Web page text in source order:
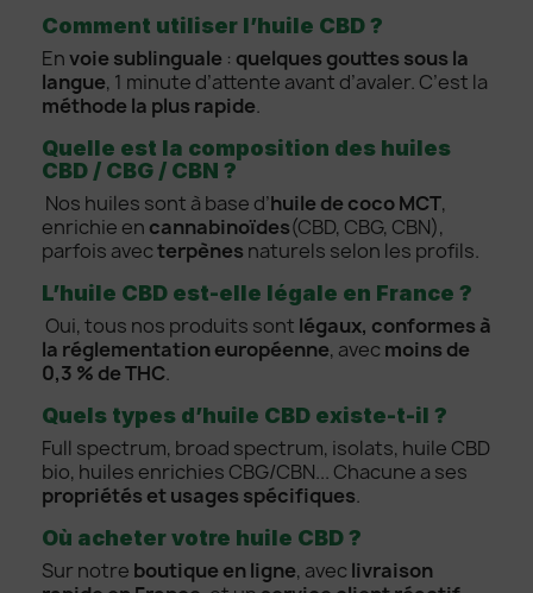
Comment utiliser l’huile CBD ?
Envoie sublinguale : quelques gouttes sous la
langue, 1 minute d’attente avant d’avaler. C’est la
méthode la plus rapide.
Quelle est la composition des huiles
CBD / CBG / CBN ?
Nos huiles sont à base d’huile de coco MCT,
enrichie en cannabinoïdes(CBD, CBG, CBN),
parfois avecterpènes naturels selon les profils.
L’huile CBD est-elle légale en France ?
Oui, tous nos produits sont légaux, conformes à
la réglementation européenne, avec moins de
0,3 % de THC.
Quels types d’huile CBD existe-t-il ?
Full spectrum, broad spectrum, isolats, huile CBD
bio, huiles enrichies CBG/CBN... Chacune a ses
propriétés et usages spécifiques.
Où acheter votre huile CBD ?
Sur notre boutique en ligne, avec livraison